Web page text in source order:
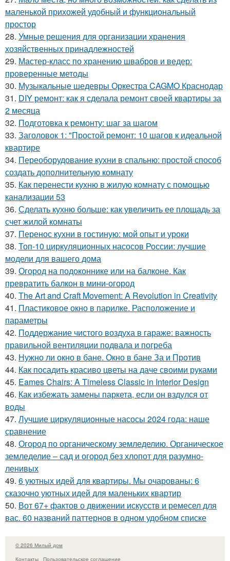
маленькой прихожей удобный и функциональный
простор
28. Умные решения для организации хранения
хозяйственных принадлежностей
29. Мастер-класс по хранению швабров и ведер:
проверенные методы
30. Музыкальные шедевры Оркестра CAGMO Краснодар
31. DIY ремонт: как я сделала ремонт своей квартиры за
2 месяца
32. Подготовка к ремонту: шаг за шагом
33. Заголовок 1: "Простой ремонт: 10 шагов к идеальной
квартире
34. Переоборудование кухни в спальню: простой способ
создать дополнительную комнату
35. Как перенести кухню в жилую комнату с помощью
канализации 53
36. Сделать кухню больше: как увеличить ее площадь за
счет жилой комнаты
37. Перенос кухни в гостиную: мой опыт и уроки
38. Топ-10 циркуляционных насосов России: лучшие
модели для вашего дома
39. Огород на подоконнике или на балконе. Как
превратить балкон в мини-огород
40. The Art and Craft Movement: A Revolution in Creativity
41. Пластиковое окно в парилке. Расположение и
параметры
42. Поддержание чистого воздуха в гараже: важность
правильной вентиляции подвала и погреба
43. Нужно ли окно в бане. Окно в бане За и Против
44. Как посадить красиво цветы на даче своими руками
45. Eames Chairs: A Timeless Classic in Interior Design
46. Как избежать замены паркета, если он вздулся от
воды
47. Лучшие циркуляционные насосы 2024 года: наше
сравнение
48. Огород по органическому земледелию. Органическое
земледелие – сад и огород без хлопот для разумно-
ленивых
49. 6 уютных идей для квартиры. Мы очарованы: 6
сказочно уютных идей для маленьких квартир
50. Вот 67+ фактов о движении искусств и ремесел для
вас. 60 названий паттернов в одном удобном списке
© 2026 Милый дом
Контакты
Пользовательское соглашение